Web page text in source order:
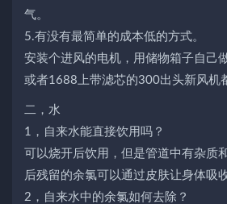
气。
5.有没有最简单的成本低的方式。
安装个进风的电机，用储物箱子自己
或者1688上带滤芯的300出头新风机
二，水
1，自来水能直接饮用吗？
可以烧开后饮用，但是管道中有杂质
后残留的余氯可以通过皮肤让身体吸
2，自来水中的余氯如何去除？